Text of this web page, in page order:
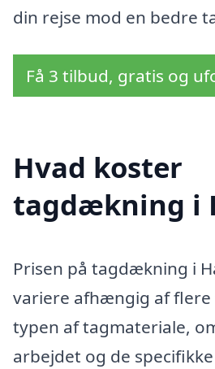
din rejse mod en bedre
Få 3 tilbud, gratis og
Hvad koster
tagdækning i
Prisen på tagdækning i
variere afhængig af flere
typen af tagmateriale,
arbejdet og de